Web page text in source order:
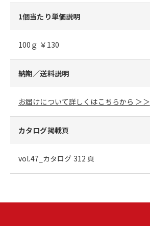
1個当たり単価説明
100ｇ ￥130
納期／送料説明
お届けについて詳しくはこちらから ＞＞
カタログ掲載頁
vol.47_カタログ 312 頁